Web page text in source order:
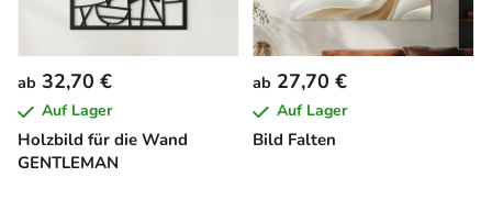
Holzbild für die Wand
GENTLEMAN
ab 32,70 €
Auf Lager
Bild Falten
ab 27,70 €
Auf Lager